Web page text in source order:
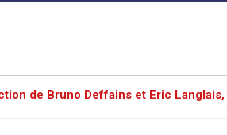
de Bruno Deffains et Eric